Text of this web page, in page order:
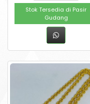
Stok Tersedia di Pasir
Gudang